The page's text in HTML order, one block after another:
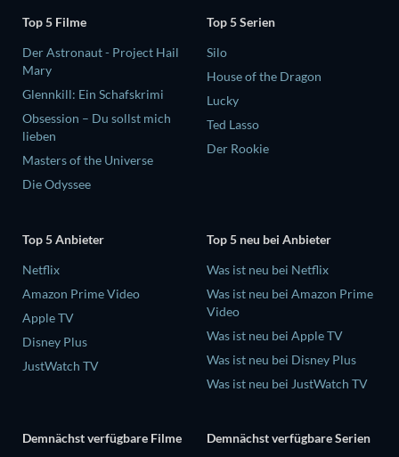
Top 5 Filme
Der Astronaut - Project Hail
Mary
Glennkill: Ein Schafskrimi
Obsession – Du sollst mich
lieben
Masters of the Universe
Die Odyssee
Top 5 Serien
Silo
House of the Dragon
Lucky
Ted Lasso
Der Rookie
Top 5 Anbieter
Netflix
Amazon Prime Video
Apple TV
Disney Plus
JustWatch TV
Top 5 neu bei Anbieter
Was ist neu bei Netflix
Was ist neu bei Amazon Prime
Video
Was ist neu bei Apple TV
Was ist neu bei Disney Plus
Was ist neu bei JustWatch TV
Demnächst verfügbare Filme Demnächst verfügbare Serien